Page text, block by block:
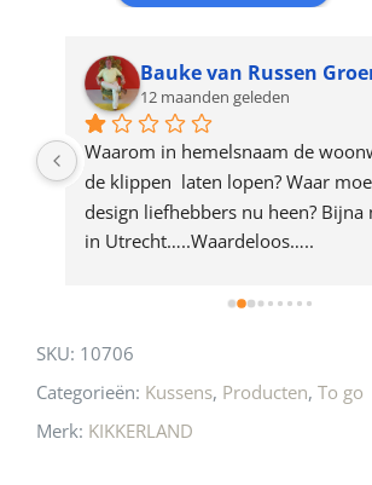
product
Bauke van Russen
12 maanden geleden
Waarom in hemelsnaam de
de klippen  laten lopen? Waar
design liefhebbers nu heen? Bijna
in Utrecht…..Waardeloos…..
SKU: 10706
Categorieën: Kussens, Producten, To go
Merk: KIKKERLAND